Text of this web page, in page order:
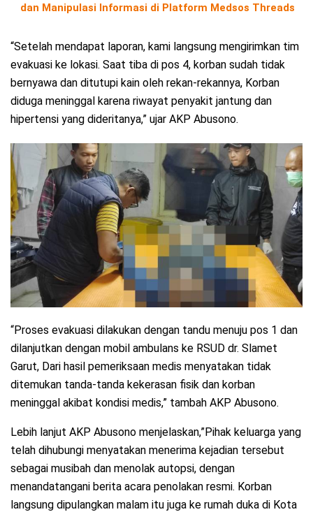
dan Manipulasi Informasi di Platform Medsos Threads
“Setelah mendapat laporan, kami langsung mengirimkan tim
evakuasi ke lokasi. Saat tiba di pos 4, korban sudah tidak
bernyawa dan ditutupi kain oleh rekan-rekannya, Korban
diduga meninggal karena riwayat penyakit jantung dan
hipertensi yang dideritanya,” ujar AKP Abusono.
“Proses evakuasi dilakukan dengan tandu menuju pos 1 dan
dilanjutkan dengan mobil ambulans ke RSUD dr. Slamet
Garut, Dari hasil pemeriksaan medis menyatakan tidak
ditemukan tanda-tanda kekerasan fisik dan korban
meninggal akibat kondisi medis,” tambah AKP Abusono.
Lebih lanjut AKP Abusono menjelaskan,”Pihak keluarga yang
telah dihubungi menyatakan menerima kejadian tersebut
sebagai musibah dan menolak autopsi, dengan
menandatangani berita acara penolakan resmi. Korban
langsung dipulangkan malam itu juga ke rumah duka di Kota